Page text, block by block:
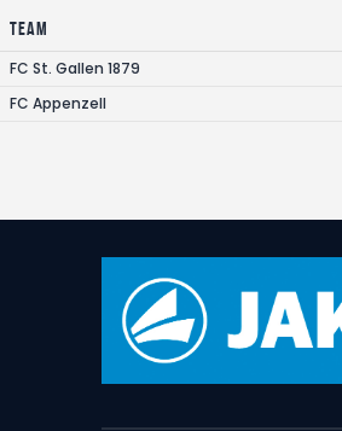
Team
FC St. Gallen 1879
FC Appenzell